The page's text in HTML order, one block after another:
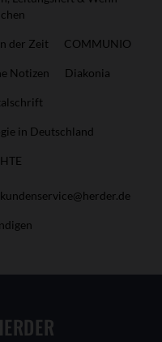
der Zeit COMMUNIO
Notizen Diakonia
in Deutschland
kundenservice@herder.de